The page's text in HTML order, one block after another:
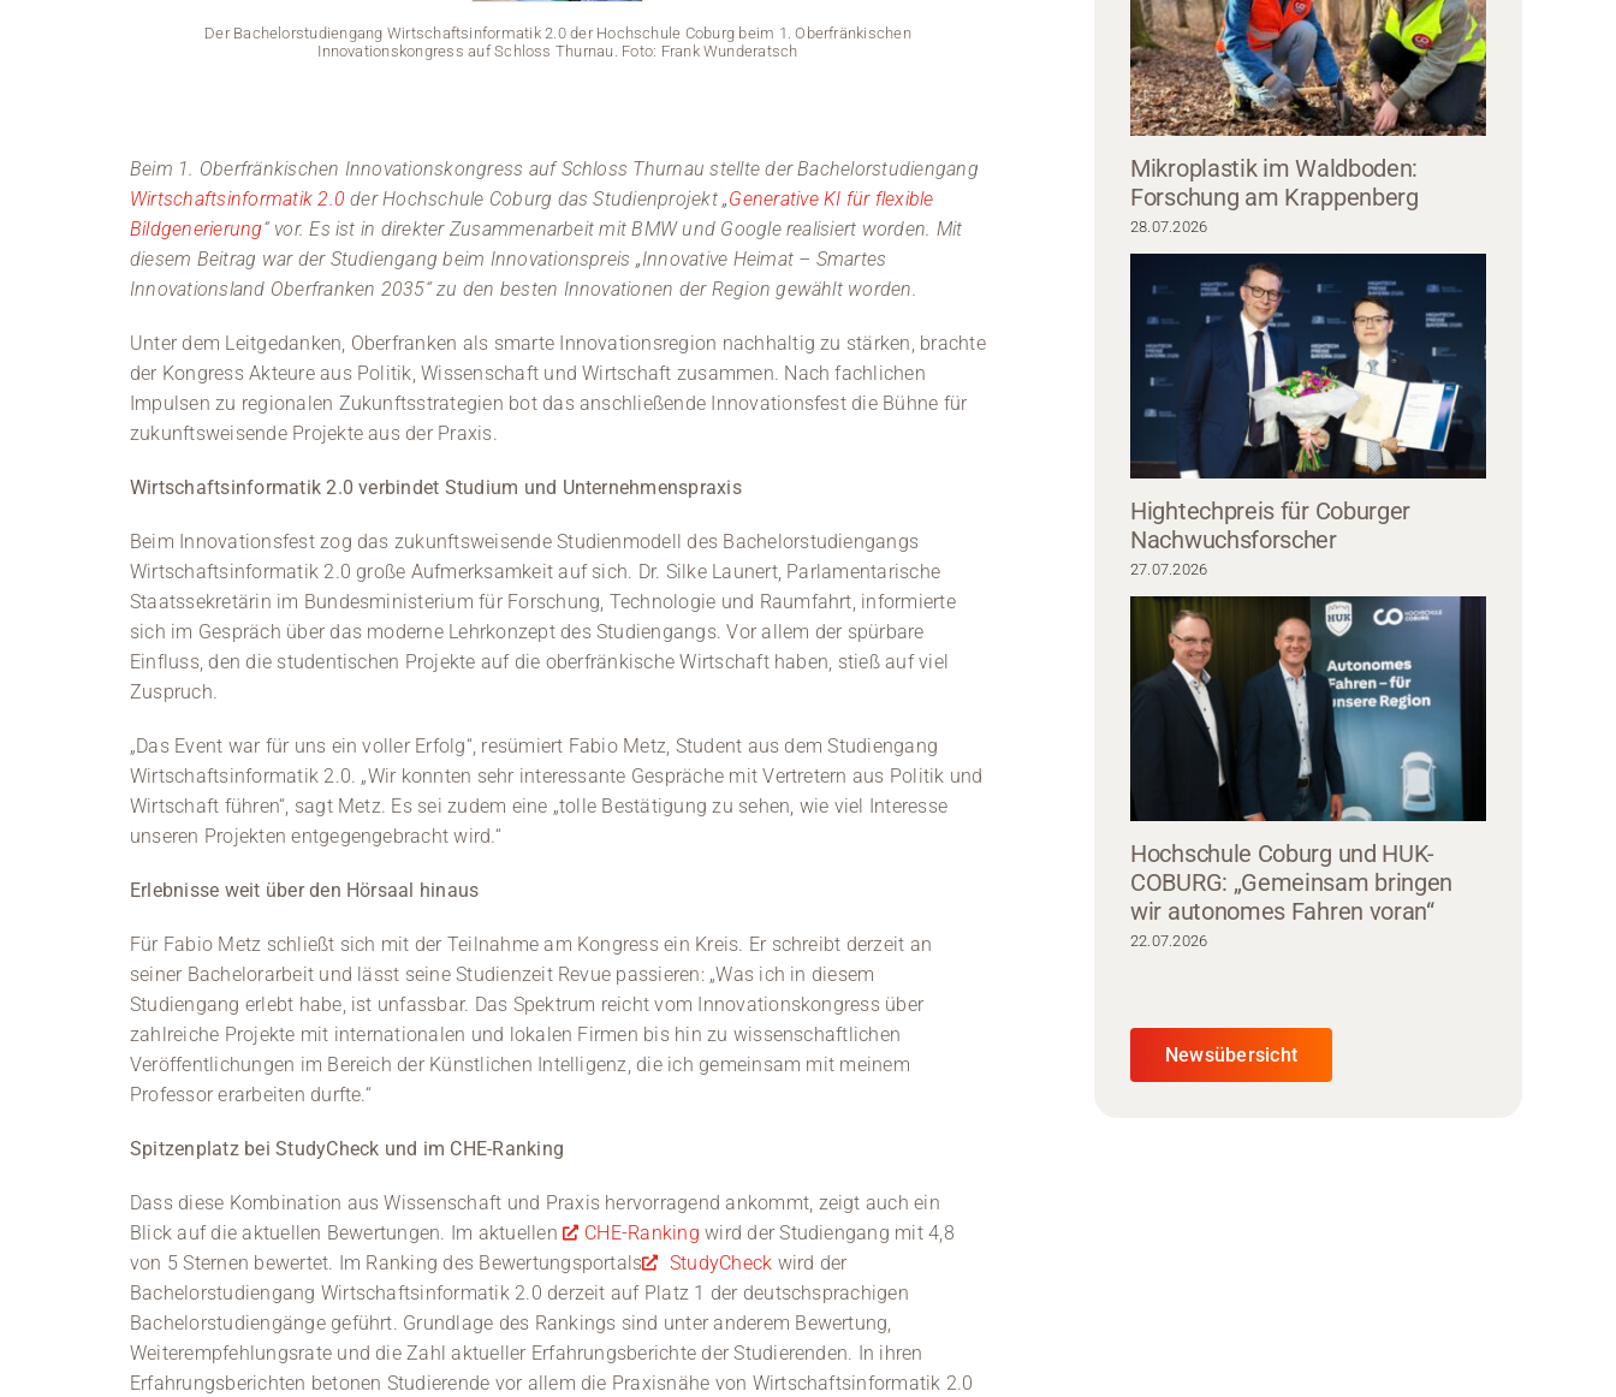
Der Bachelorstudiengang Wirtschaftsinformatik 2.0 der Hochschule Coburg beim 1. Oberfränkischen
Innovationskongress auf Schloss Thurnau. Foto: Frank Wunderatsch
Der Bachelorstudiengang Wirtschaftsinformatik 2.0 der Hochschule Coburg beim 1.
Innovationskongress auf Schloss Thurnau. Foto: Frank Wunderatsch
Beim 1. Oberfränkischen Innovationskongress auf Schloss Thurnau stellte der Bachelorstudiengang
Wirtschaftsinformatik 2.0 der Hochschule Coburg das Studienprojekt „Generative KI für flexible
Bildgenerierung“ vor. Es ist in direkter Zusammenarbeit mit BMW und Google realisiert worden. Mit
diesem Beitrag war der Studiengang beim Innovationspreis „Innovative Heimat – Smartes
Innovationsland Oberfranken 2035“ zu den besten Innovationen der Region gewählt worden.
Unter dem Leitgedanken, Oberfranken als smarte Innovationsregion nachhaltig zu stärken, brachte
der Kongress Akteure aus Politik, Wissenschaft und Wirtschaft zusammen. Nach fachlichen
Impulsen zu regionalen Zukunftsstrategien bot das anschließende Innovationsfest die Bühne für
zukunftsweisende Projekte aus der Praxis.
Wirtschaftsinformatik 2.0 verbindet Studium und Unternehmenspraxis
Beim Innovationsfest zog das zukunftsweisende Studienmodell des Bachelorstudiengangs
Wirtschaftsinformatik 2.0 große Aufmerksamkeit auf sich. Dr. Silke Launert, Parlamentarische
Staatssekretärin im Bundesministerium für Forschung, Technologie und Raumfahrt, informierte
sich im Gespräch über das moderne Lehrkonzept des Studiengangs. Vor allem der spürbare
Einfluss, den die studentischen Projekte auf die oberfränkische Wirtschaft haben, stieß auf viel
Zuspruch.
„Das Event war für uns ein voller Erfolg“, resümiert Fabio Metz, Student aus dem Studiengang
Wirtschaftsinformatik 2.0. „Wir konnten sehr interessante Gespräche mit Vertretern aus Politik und
Wirtschaft führen“, sagt Metz. Es sei zudem eine „tolle Bestätigung zu sehen, wie viel Interesse
unseren Projekten entgegengebracht wird.“
Erlebnisse weit über den Hörsaal hinaus
Für Fabio Metz schließt sich mit der Teilnahme am Kongress ein Kreis. Er schreibt derzeit an
seiner Bachelorarbeit und lässt seine Studienzeit Revue passieren: „Was ich in diesem
Studiengang erlebt habe, ist unfassbar. Das Spektrum reicht vom Innovationskongress über
zahlreiche Projekte mit internationalen und lokalen Firmen bis hin zu wissenschaftlichen
Veröffentlichungen im Bereich der Künstlichen Intelligenz, die ich gemeinsam mit meinem
Professor erarbeiten durfte.“
Spitzenplatz bei StudyCheck und im CHE-Ranking
Dass diese Kombination aus Wissenschaft und Praxis hervorragend ankommt, zeigt auch ein
Blick auf die aktuellen Bewertungen. Im aktuellen
CHE-Ranking wird der Studiengang mit 4,8
von 5 Sternen bewertet. Im Ranking des Bewertungsportals
StudyCheck wird der
Bachelorstudiengang Wirtschaftsinformatik 2.0 derzeit auf Platz 1 der deutschsprachigen
Bachelorstudiengänge geführt. Grundlage des Rankings sind unter anderem Bewertung,
Weiterempfehlungsrate und die Zahl aktueller Erfahrungsberichte der Studierenden. In ihren
Erfahrungsberichten betonen Studierende vor allem die Praxisnähe von Wirtschaftsinformatik 2.0
Mikroplastik im Waldboden:
Forschung am Krappenberg
28.07.2026
Hightechpreis für Coburger
Nachwuchsforscher
27.07.2026
Hochschule Coburg und HUK-
COBURG: „Gemeinsam bringen
wir autonomes Fahren voran“
22.07.2026
Newsübersicht